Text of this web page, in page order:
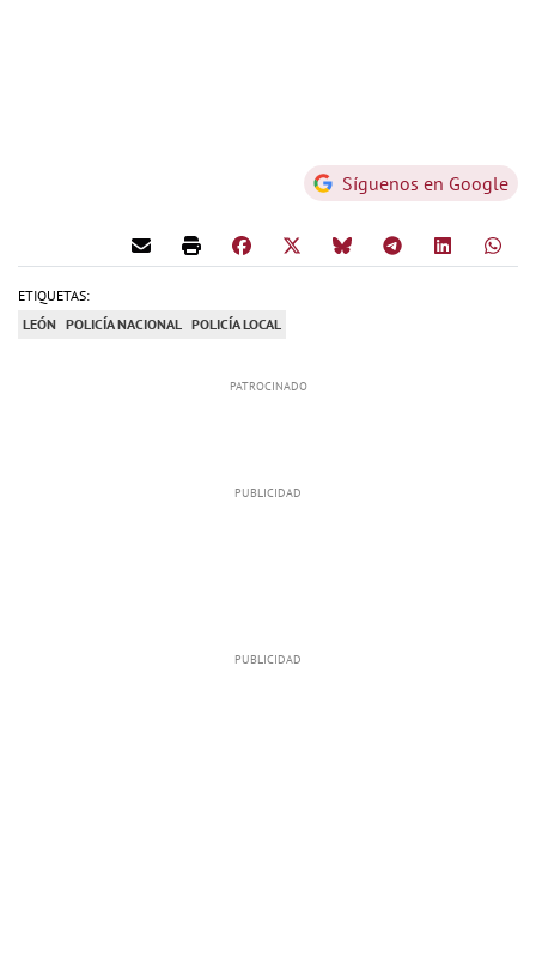
Síguenos en Google
ETIQUETAS:
LEÓN POLICÍA NACIONAL POLICÍA LOCAL